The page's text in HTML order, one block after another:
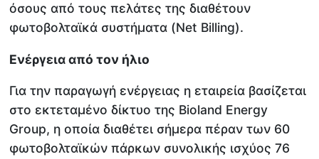
όσους από τους πελάτες της διαθέτουν
φωτοβολταϊκά συστήματα (Net Billing).
Ενέργεια από τον ήλιο
Για την παραγωγή ενέργειας η εταιρεία βασίζεται
στο εκτεταμένο δίκτυο της Bioland Energy
Group, η οποία διαθέτει σήμερα πέραν των 60
φωτοβολταϊκών πάρκων συνολικής ισχύος 76